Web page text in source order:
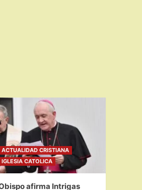
ACTUALIDAD CRISTIANA
IGLESIA CATOLICA
afirma Intrigas